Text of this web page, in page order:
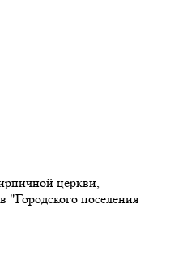
церкви,
поселения